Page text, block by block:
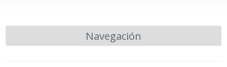
Navegación